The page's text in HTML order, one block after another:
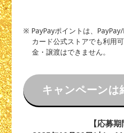
※ PayPayポイントは、PayPay/
カード公式ストアでも利用
金・譲渡はできません。
キャンペーンは
【応募期